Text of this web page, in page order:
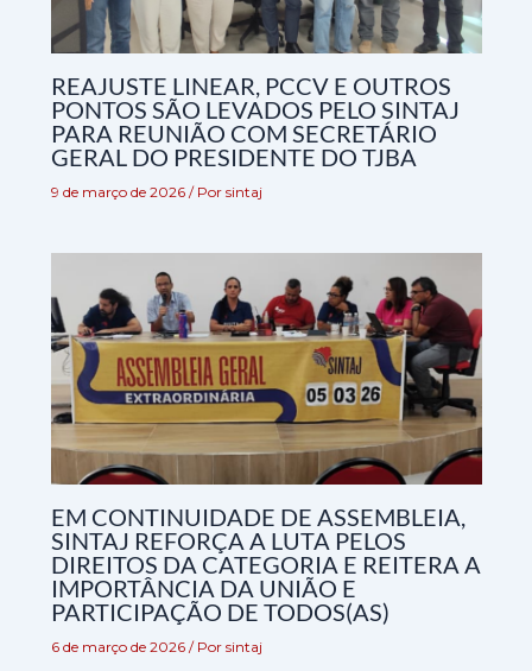
REAJUSTE LINEAR, PCCV E OUTROS
PONTOS SÃO LEVADOS PELO SINTAJ
PARA REUNIÃO COM SECRETÁRIO
GERAL DO PRESIDENTE DO TJBA
9 de março de 2026 / Por sintaj
EM CONTINUIDADE DE ASSEMBLEIA,
SINTAJ REFORÇA A LUTA PELOS
DIREITOS DA CATEGORIA E REITERA A
IMPORTÂNCIA DA UNIÃO E
PARTICIPAÇÃO DE TODOS(AS)
6 de março de 2026 / Por sintaj